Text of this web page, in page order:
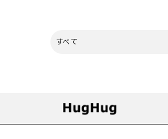
ンツ ロング・マキシ
デニムパンツ
すべて